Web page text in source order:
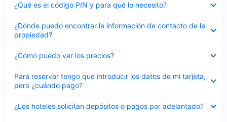
¿Qué es el código PIN y para qué lo necesito?
cerrado
¿Dónde puedo encontrar la información de contacto de la
propiedad?
cerrado
¿Cómo puedo ver los precios?
cerrado
Para reservar tengo que introducir los datos de mi tarjeta,
pero ¿cuándo pago?
cerrado
¿Los hoteles solicitan depósitos o pagos por adelantado?
cerrado